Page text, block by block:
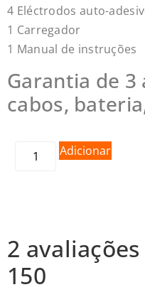
4 Eléctrodos auto-
1 Carregador
1 Manual de instruções
Garantia de 3
cabos,
Adicionar
2
150